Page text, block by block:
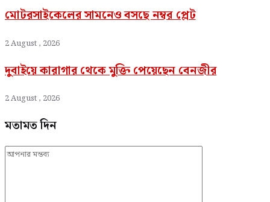
মোটরসাইকেলের সামনেও বসছে নম্বর প্লেট
2 August , 2026
দুবাইয়ে কারাগার থেকে মুক্তি পেয়েছেন বেনজীর
2 August , 2026
মতামত দিন